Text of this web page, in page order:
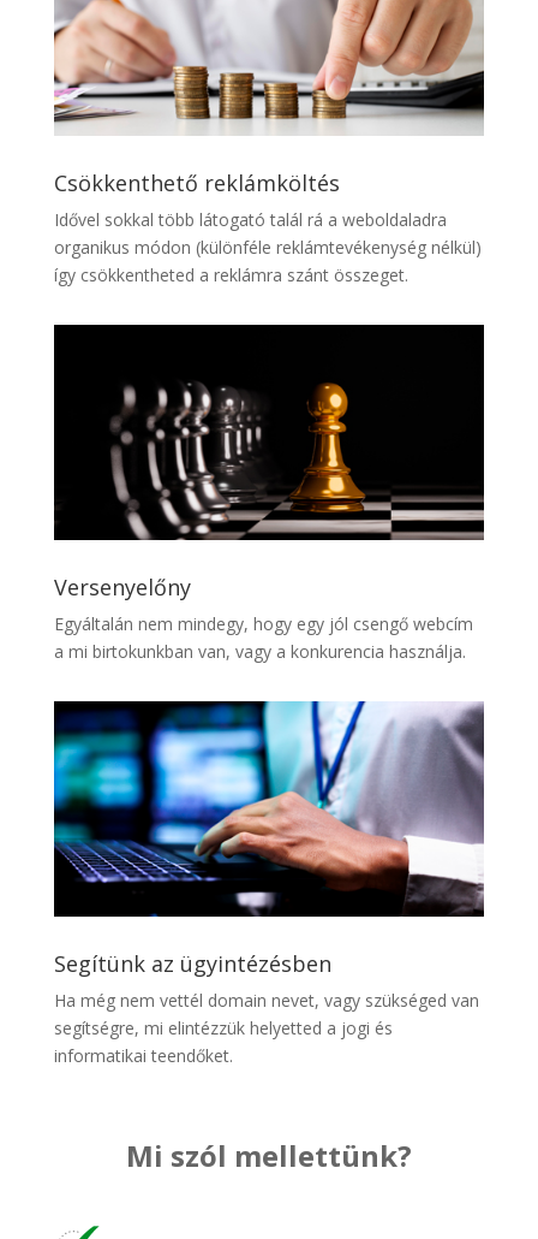
Csökkenthető reklámköltés
Idővel sokkal több látogató talál rá a weboldaladra
organikus módon (különféle reklámtevékenység nélkül)
így csökkentheted a reklámra szánt összeget.
Versenyelőny
Egyáltalán nem mindegy, hogy egy jól csengő webcím
a mi birtokunkban van, vagy a konkurencia használja.
Segítünk az ügyintézésben
Ha még nem vettél domain nevet, vagy szükséged van
segítségre, mi elintézzük helyetted a jogi és
informatikai teendőket.
Mi szól mellettünk?